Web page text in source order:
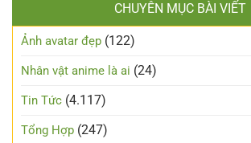
CHUYÊN MỤC BÀI VIẾT
Ảnh avatar đẹp (122)
Nhân vật anime là ai (24)
Tin Tức (4.117)
Tổng Hợp (247)